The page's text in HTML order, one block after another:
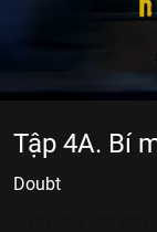
Tập 4A. Bí
Doubt